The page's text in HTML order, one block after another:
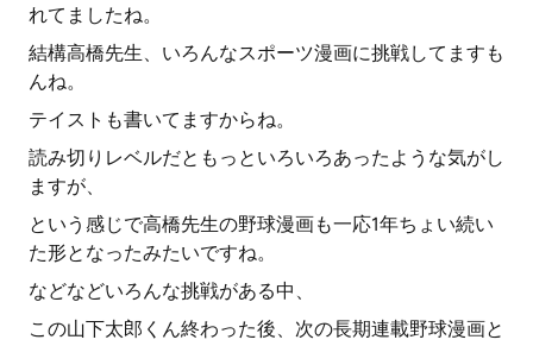
れてましたね。
結構高橋先生、いろんなスポーツ漫画に挑戦してますも
んね。
テイストも書いてますからね。
読み切りレベルだともっといろいろあったような気がし
ますが、
という感じで高橋先生の野球漫画も一応1年ちょい続い
た形となったみたいですね。
などなどいろんな挑戦がある中、
この山下太郎くん終わった後、次の長期連載野球漫画と